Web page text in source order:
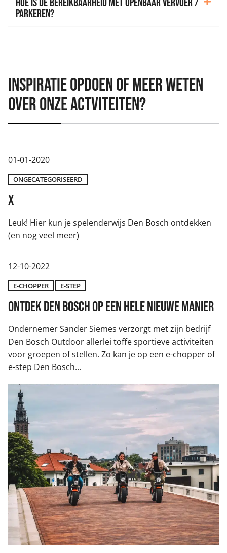
Hoe is de bereikbaarheid met openbaar vervoer /
parkeren?
Inspiratie opdoen of meer weten
over onze actviteiten?
01-01-2020
ONGECATEGORISEERD
x
Leuk! Hier kun je spelenderwijs Den Bosch ontdekken
(en nog veel meer)
12-10-2022
E-CHOPPER E-STEP
Ontdek Den Bosch op een hele nieuwe manier
Ondernemer Sander Siemes verzorgt met zijn bedrijf
Den Bosch Outdoor allerlei toffe sportieve activiteiten
voor groepen of stellen. Zo kan je op een e-chopper of
e-step Den Bosch...